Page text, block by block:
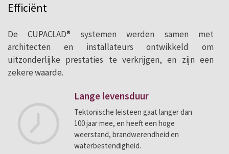
Efficiënt
De CUPACLAD® systemen werden samen met
architecten en installateurs ontwikkeld om
uitzonderlijke prestaties te verkrijgen, en zijn een
zekere waarde.
Lange levensduur
Tektonische leisteen gaat langer dan
100 jaar mee, en heeft een hoge
weerstand, brandwerendheid en
waterbestendigheid.